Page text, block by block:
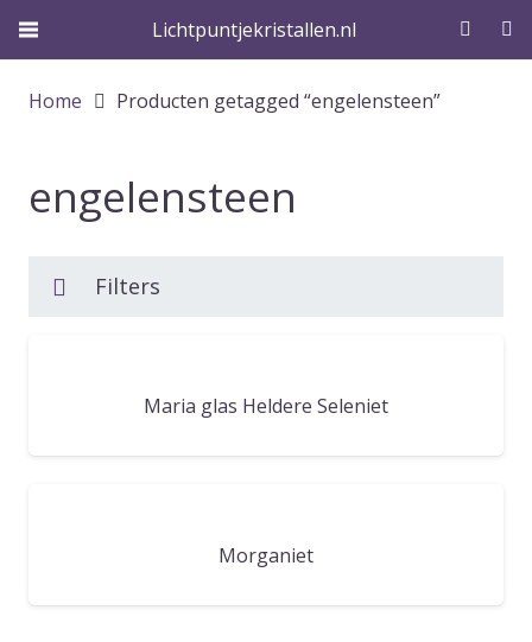
Lichtpuntjekristallen.nl
Home Producten getagged “engelensteen”
engelensteen
Filters
Maria glas Heldere Seleniet
Morganiet